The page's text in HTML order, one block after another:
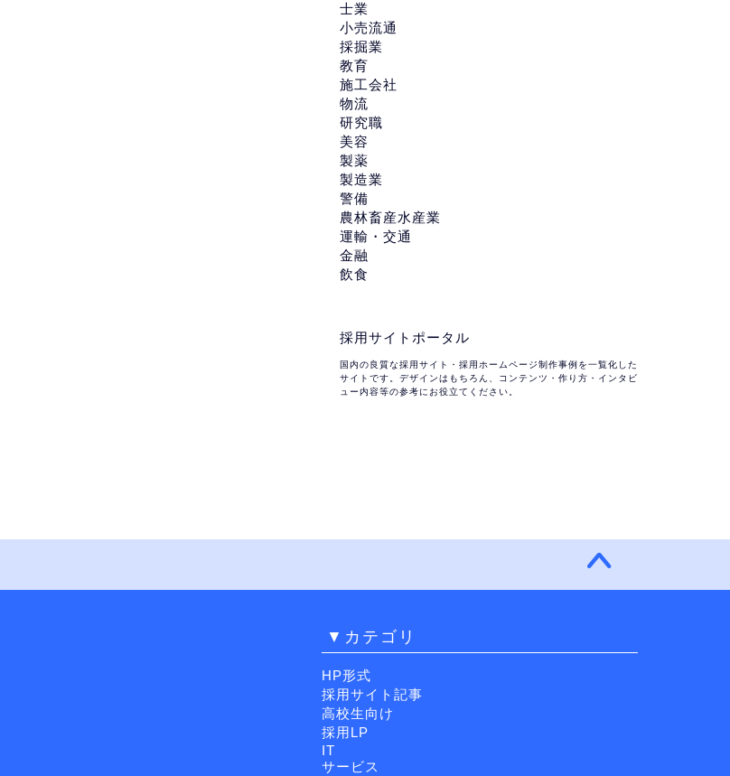
士業
小売流通
採掘業
教育
施工会社
物流
研究職
美容
製薬
製造業
警備
農林畜産水産業
運輸・交通
金融
飲食
採用サイトポータル
国内の良質な採用サイト・採用ホームページ制作事例を一覧化した
サイトです。デザインはもちろん、コンテンツ・作り方・インタビ
ュー内容等の参考にお役立てください。
▼カテゴリ
HP形式
採用サイト記事
高校生向け
採用LP
IT
サービス